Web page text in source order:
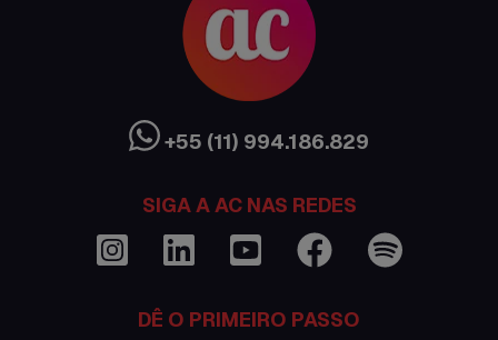
Ciência sem Fronteiras
Cultura Austrália
Curso de inglês no exterior
Dicas
+55 (11) 994.186.829
SIGA A AC NAS REDES
DÊ O PRIMEIRO PASSO